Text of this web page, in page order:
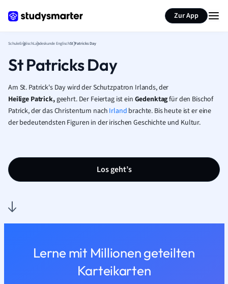
Zur App
SchuleEnglischLandeskunde EnglischSt Patricks Day
St Patricks Day
Am St. Patrick's Day wird der Schutzpatron Irlands, der
Heilige Patrick,geehrt. Der Feiertag ist ein Gedenktagfür den Bischof
Patrick, der das Christentum nach Irland brachte. Bis heute ist er eine
der bedeutendsten Figuren in der irischen Geschichte und Kultur.
Los geht’s
Lerne mit Millionen geteilten
Karteikarten
Seite zusammenfassen